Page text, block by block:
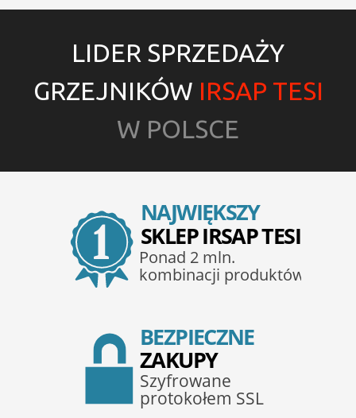
LIDER SPRZEDAŻY
GRZEJNIKÓW IRSAP TESI
W POLSCE